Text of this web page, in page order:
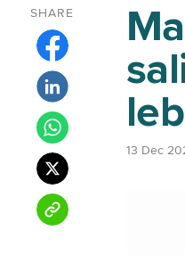
SHARE
13 Dec